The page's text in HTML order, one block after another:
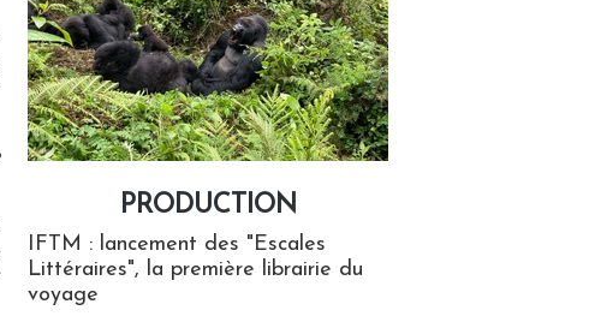
PRODUCTION
IFTM : lancement des "Escales
Littéraires", la première librairie du
voyage